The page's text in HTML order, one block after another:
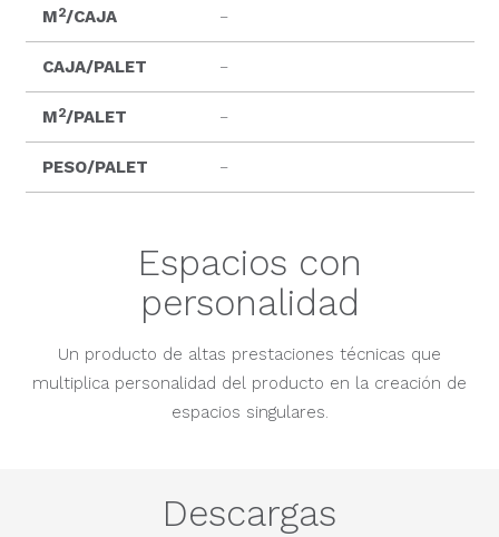
M2/CAJA –
CAJA/PALET –
M2/PALET –
PESO/PALET –
Espacios con
personalidad
Un producto de altas prestaciones técnicas que
multiplica personalidad del producto en la creación de
espacios singulares.
Descargas